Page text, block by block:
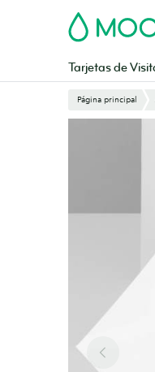
MOO
Tarjetas de
Página principal